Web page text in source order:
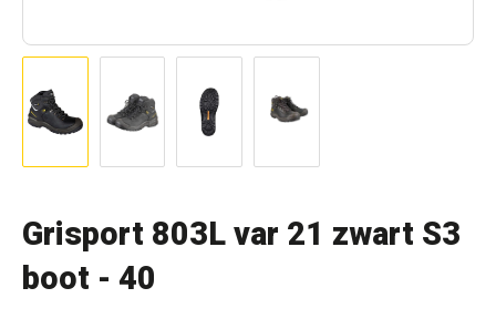
Grisport 803L var 21 zwart S3
boot - 40